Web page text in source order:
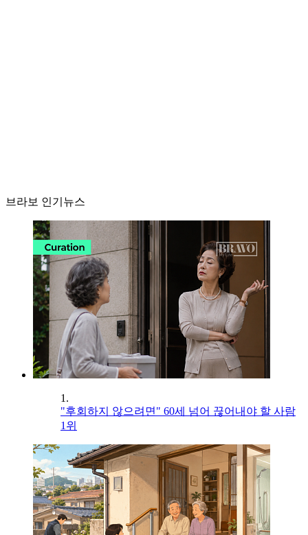
브라보 인기뉴스
1.
"후회하지 않으려면" 60세 넘어 끊어내야 할 사람
1위